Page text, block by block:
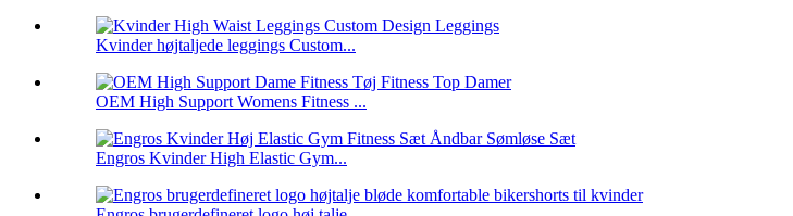
Kvinder højtaljede leggings Custom...
OEM High Support Womens Fitness ...
Engros Kvinder High Elastic Gym...